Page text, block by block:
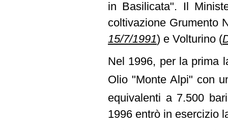
in Basilicata". Il
coltivazione Grumento
15/7/1991) e Volturino (
Nel 1996, per la prima
Olio "Monte Alpi" con
equivalenti a 7.500
1996 entrò in esercizio